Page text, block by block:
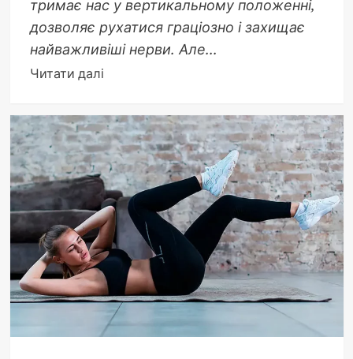
тримає нас у вертикальному положенні,
дозволяє рухатися граціозно і захищає
найважливіші нерви. Але...
Читати даліДокладніше
Як
укріпити
м’язи
спини:
повний
посібник
для
здоров’я
та
сили